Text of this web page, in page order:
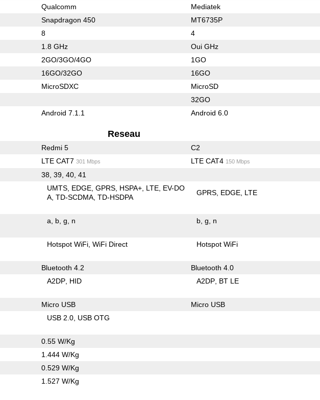
Qualcomm Mediatek
Snapdragon 450 MT6735P
8 4
1.8 GHz Oui GHz
2GO/3GO/4GO 1GO
16GO/32GO 16GO
MicroSDXC MicroSD
32GO
Android 7.1.1 Android 6.0
Reseau
Redmi 5 C2
LTE CAT7 301 Mbps LTE CAT4 150 Mbps
38, 39, 40, 41
UMTS EDGE GPRS HSPA+ LTE EV-DO
A TD-SCDMA TD-HSDPA
GPRS EDGE LTE
a b g n b g n
Hotspot WiFi WiFi Direct Hotspot WiFi
Bluetooth 4.2 Bluetooth 4.0
A2DP HID A2DP BT LE
Micro USB Micro USB
USB 2.0 USB OTG
0.55 W/Kg
1.444 W/Kg
0.529 W/Kg
1.527 W/Kg